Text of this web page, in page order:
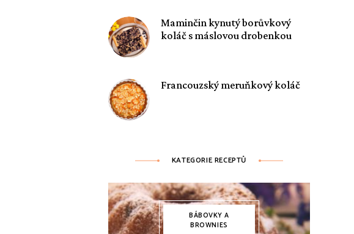
Maminčin kynutý borůvkový
koláč s máslovou drobenkou
Francouzský meruňkový koláč
KATEGORIE RECEPTŮ
BÁBOVKY A
BROWNIES